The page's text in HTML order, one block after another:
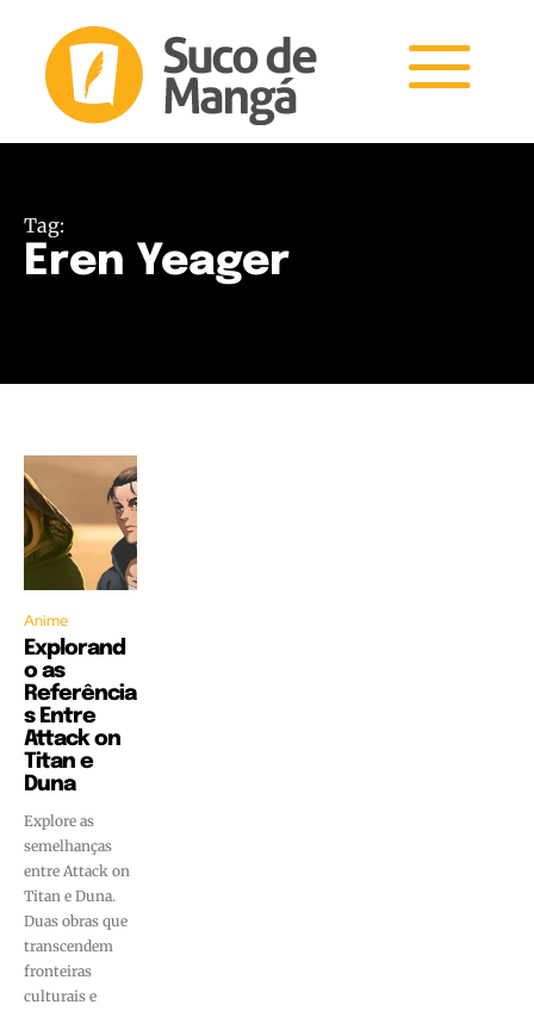
Tag:
Eren Yeager
Anime
Explorand
o as
Referência
s Entre
Attack on
Titan e
Duna
Explore as
semelhanças
entre Attack on
Titan e Duna.
Duas obras que
transcendem
fronteiras
culturais e